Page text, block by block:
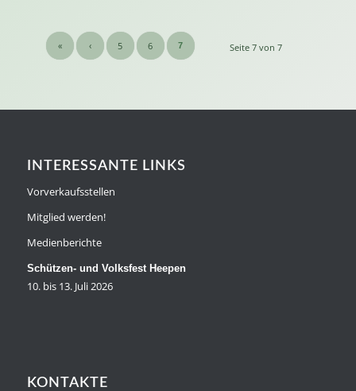
Seite 7 von 7
« ‹ 5 6 7
INTERESSANTE LINKS
Vorverkaufsstellen
Mitglied werden!
Medienberichte
Schützen- und Volksfest Heepen
10. bis 13. Juli 2026
KONTAKTE